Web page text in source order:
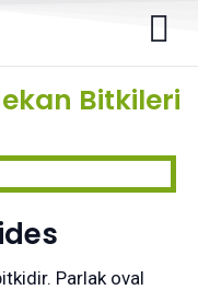
Bitkileri
Parlak oval